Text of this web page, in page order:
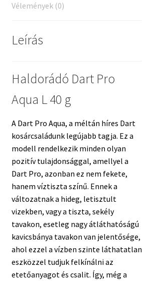
Vélemények (0)
Leírás
Haldorádó Dart Pro
Aqua L 40 g
A Dart Pro Aqua, a méltán híres Dart
kosárcsaládunk legújabb tagja. Ez a
modell rendelkezik minden olyan
pozitív tulajdonsággal, amellyel a
Dart Pro, azonban ez nem fekete,
hanem víztiszta színű. Ennek a
változatnak a hideg, letisztult
vizekben, vagy a tiszta, sekély
tavakon, esetleg nagy átláthatóságú
kavicsbánya tavakon van jelentősége,
ahol ezzel a vízben szinte láthatatlan
eszközzel tudjuk felkínálni az
etetőanyagot és csalit. Így, még a